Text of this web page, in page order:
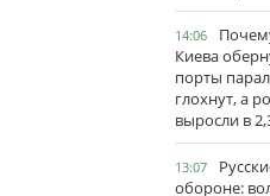
14:06
Киева
порты
глохнут, а
выросли в
13:07
обороне: